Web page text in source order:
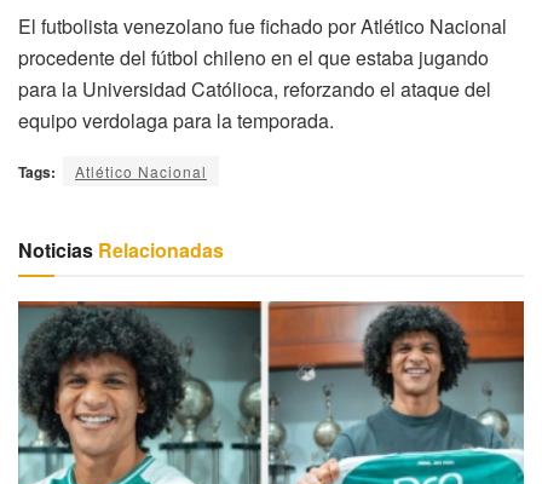
El futbolista venezolano fue fichado por Atlético Nacional
procedente del fútbol chileno en el que estaba jugando
para la Universidad Católioca, reforzando el ataque del
equipo verdolaga para la temporada.
Tags: Atlético Nacional
Noticias Relacionadas